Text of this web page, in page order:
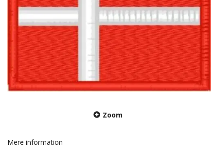
Zoom
Mere information